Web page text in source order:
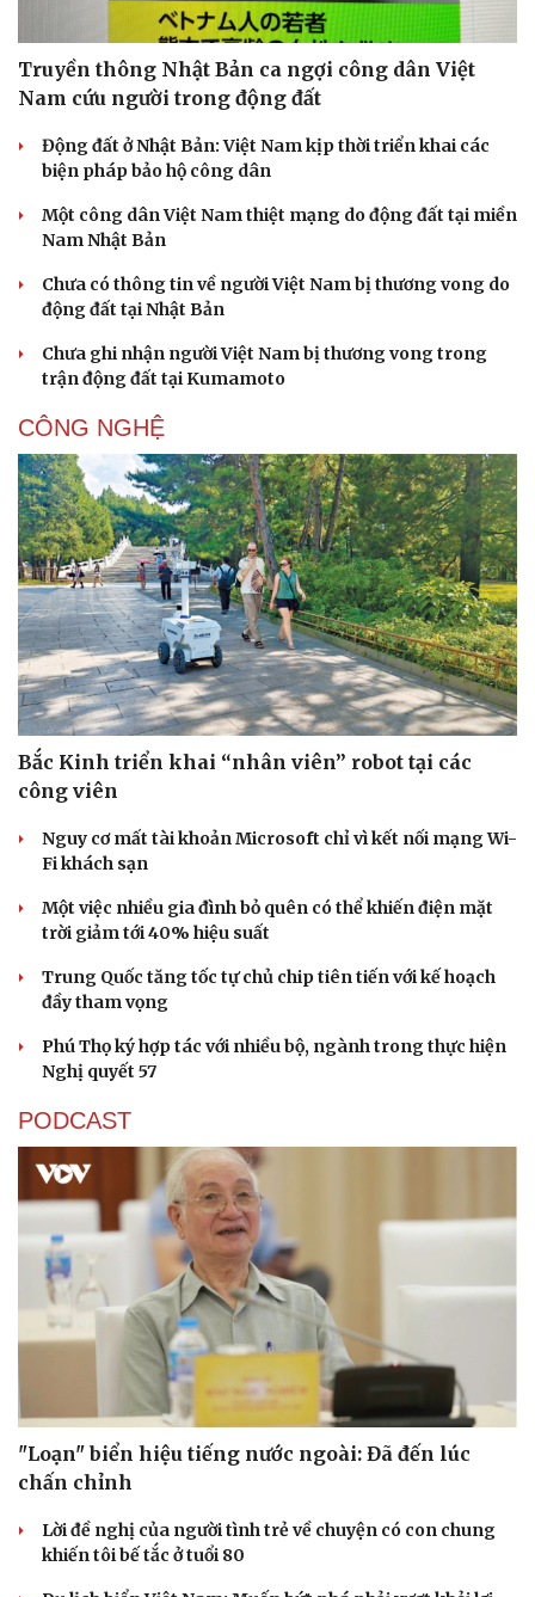
Sức khỏe
Dinh dưỡng - món ngon
Cây thuốc
Sản phụ khoa
Nam khoa
Làm đẹp - giảm cân
Ăn sạch sống khỏe
Đời sống
Blog
Truyền thông Nhật Bản ca ngợi công dân Việt
Nam cứu người trong động đất
Động đất ở Nhật Bản: Việt Nam kịp thời triển khai các
biện pháp bảo hộ công dân
Một công dân Việt Nam thiệt mạng do động đất tại miền
Nam Nhật Bản
Chưa có thông tin về người Việt Nam bị thương vong do
động đất tại Nhật Bản
Chưa ghi nhận người Việt Nam bị thương vong trong
trận động đất tại Kumamoto
CÔNG NGHỆ
Bắc Kinh triển khai “nhân viên” robot tại các
công viên
Nguy cơ mất tài khoản Microsoft chỉ vì kết nối mạng Wi-
Fi khách sạn
Một việc nhiều gia đình bỏ quên có thể khiến điện mặt
trời giảm tới 40% hiệu suất
Trung Quốc tăng tốc tự chủ chip tiên tiến với kế hoạch
đầy tham vọng
Phú Thọ ký hợp tác với nhiều bộ, ngành trong thực hiện
Nghị quyết 57
PODCAST
"Loạn" biển hiệu tiếng nước ngoài: Đã đến lúc
chấn chỉnh
Lời đề nghị của người tình trẻ về chuyện có con chung
khiến tôi bế tắc ở tuổi 80